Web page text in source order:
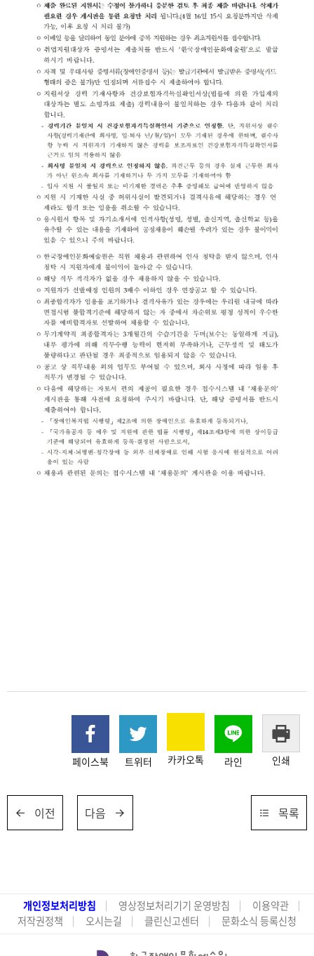
페이스북 트위터 카카오톡 라인 인쇄
이전 다음 목록
개인정보처리방침 영상정보처리기기 운영방침
이용약관
저작권정책
오시는길 클린신고센터 문화소식 등록신청